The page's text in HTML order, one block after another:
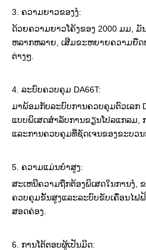
3. ຄວາມຍາວຂອງງໍ:
ດ້ວຍຄວາມຍາວໂຄ້ງຂອງ 2000 ມມ,
ຫລາກຫລາຍ, ເສີມຂະຫຍາຍຄວາມຍື
ຕ່າງໆ.
4. ລະບົບຄວບຄຸມ DA66T:
ມາພ້ອມກັບລະບົບການຄວບຄຸມຕົວເລກ
ແບບພິເສດສໍາລັບການຂຽນໂປລແກລມ,
ແລະການຄວບຄຸມທີ່ຊັດເຈນຂອງຂະບວນ
5. ຄວາມແມ່ນຍໍາສູງ:
ສະເຫນີຄວາມຖືກຕ້ອງພິເສດໃນການງໍ,
ຄວບຄຸມຂັ້ນສູງແລະລະບົບຂັບເຄື່ອນໄຟ
ສອດຄ່ອງ.
6. ການໂຕ້ຕອບຜູ້ເປັນມິດ: